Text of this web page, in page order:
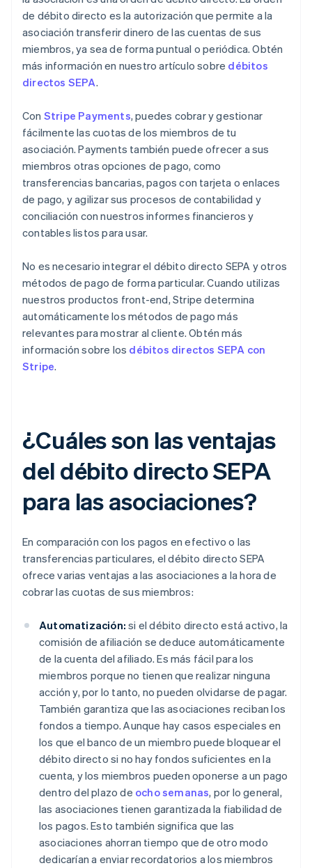
de débito directo es la autorización que permite a la
asociación transferir dinero de las cuentas de sus
miembros, ya sea de forma puntual o periódica. Obtén
más información en nuestro artículo sobre débitos
directos SEPA.
Con Stripe Payments, puedes cobrar y gestionar
fácilmente las cuotas de los miembros de tu
asociación. Payments también puede ofrecer a sus
miembros otras opciones de pago, como
transferencias bancarias, pagos con tarjeta o enlaces
de pago, y agilizar sus procesos de contabilidad y
conciliación con nuestros informes financieros y
contables listos para usar.
No es necesario integrar el débito directo SEPA y otros
métodos de pago de forma particular. Cuando utilizas
nuestros productos front-end, Stripe determina
automáticamente los métodos de pago más
relevantes para mostrar al cliente. Obtén más
información sobre los débitos directos SEPA con
Stripe.
¿Cuáles son las ventajas
del débito directo SEPA
para las asociaciones?
En comparación con los pagos en efectivo o las
transferencias particulares, el débito directo SEPA
ofrece varias ventajas a las asociaciones a la hora de
cobrar las cuotas de sus miembros:
Automatización: si el débito directo está activo, la
comisión de afiliación se deduce automáticamente
de la cuenta del afiliado. Es más fácil para los
miembros porque no tienen que realizar ninguna
acción y, por lo tanto, no pueden olvidarse de pagar.
También garantiza que las asociaciones reciban los
fondos a tiempo. Aunque hay casos especiales en
los que el banco de un miembro puede bloquear el
débito directo si no hay fondos suficientes en la
cuenta, y los miembros pueden oponerse a un pago
dentro del plazo de ocho semanas, por lo general,
las asociaciones tienen garantizada la fiabilidad de
los pagos. Esto también significa que las
asociaciones ahorran tiempo que de otro modo
dedicarían a enviar recordatorios a los miembros